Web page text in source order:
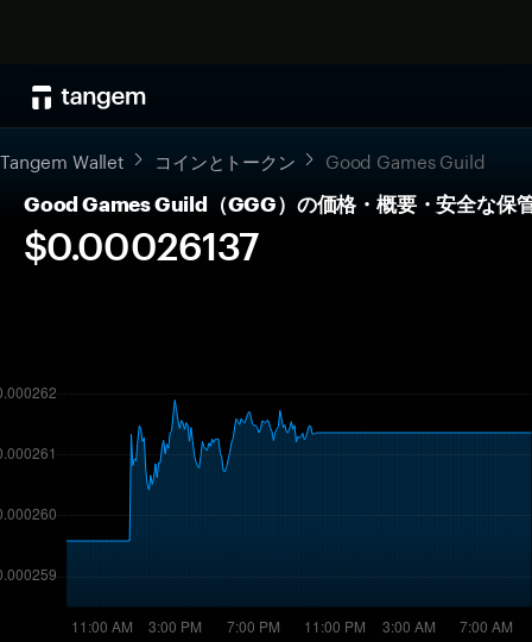
Tangem Wallet コインとトークン Good Games Guild
Good Games Guild（GGG）の価格・概要・安全な保
$0.00026137